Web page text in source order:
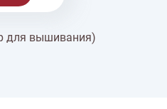
для вышивания)